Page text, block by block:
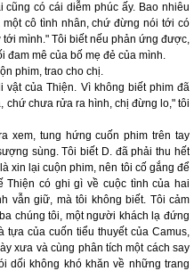
có cái diễm phúc ấy. Bao nhiêu
cô tình nhân, chứ đừng nói tới có
mình." Tôi biết nếu phản ứng được,
đam mê của bố mẹ đẻ của mình.
phim, trao cho chị.
vật của Thiện. Vì không biết phim đã
chứ chưa rửa ra hình, chị đừng lo," tôi
xem, tung hứng cuốn phim trên tay
sùng. Tôi biết D. đã phải thu hết
xin lại cuộn phim, nên tôi cố gắng để
Thiện có ghi gì về cuộc tình của hai
vẫn giữ, mà tôi không biết. Tôi cảm
chúng tôi, một người khách lạ đứng
của cuốn tiểu thuyết của Camus,
xưa và cùng phân tích một cách say
dối không khó khăn về những trang